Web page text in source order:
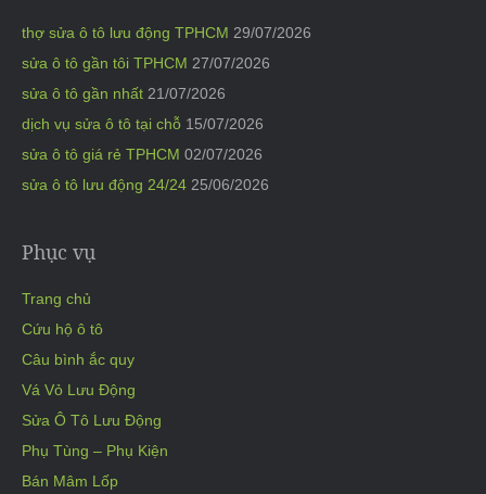
thợ sửa ô tô lưu động TPHCM 29/07/2026
sửa ô tô gần tôi TPHCM 27/07/2026
sửa ô tô gần nhất 21/07/2026
dịch vụ sửa ô tô tại chỗ 15/07/2026
sửa ô tô giá rẻ TPHCM 02/07/2026
sửa ô tô lưu động 24/24 25/06/2026
Phục vụ
Trang chủ
Cứu hộ ô tô
Câu bình ắc quy
Vá Vỏ Lưu Động
Sửa Ô Tô Lưu Động
Phụ Tùng – Phụ Kiện
Bán Mâm Lốp